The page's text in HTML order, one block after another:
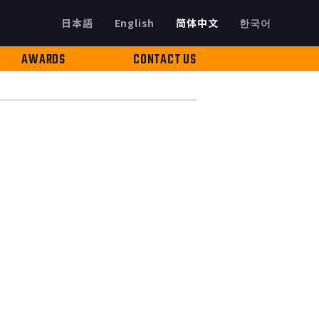
日本語 한국어
English 简体中文
AWARDS CONTACT US